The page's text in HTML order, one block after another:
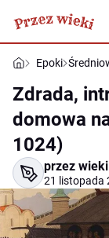
Epoki
Zdrada,
domowa
1024)
przez wieki
21 listopada